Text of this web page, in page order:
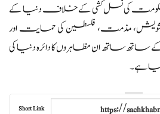
کی نسل کشی کے خلاف دنیا کے
مذمت، فلسطین کی حمایت اور
ساتھ ان مظاہروں کا دائرہ دنیا کی
ہے۔
Short Link